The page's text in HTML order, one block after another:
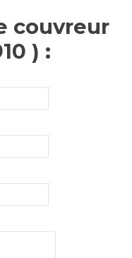
couvreur
) :